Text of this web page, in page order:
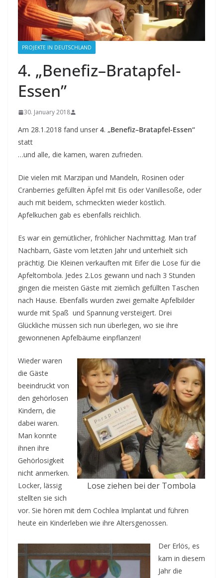
PROJEKTE IN DEUTSCHLAND
4. „Benefiz–Bratapfel-
Essen”
30. January 2018
Am 28.1.2018 fand unser 4. „Benefiz–Bratapfel-Essen“
statt
…und alle, die kamen, waren zufrieden.
Die vielen mit Marzipan und Mandeln, Rosinen oder
Cranberries gefüllten Äpfel mit Eis oder Vanillesoße, oder
auch mit beidem, schmeckten wieder köstlich.
Apfelkuchen gab es ebenfalls reichlich.
Es war ein gemütlicher, fröhlicher Nachmittag. Man traf
Nachbarn, Gäste vom letzten Jahr und unterhielt sich
prächtig. Die Kleinen verkauften mit Eifer die Lose für die
Apfeltombola. Jedes 2.Los gewann und nach 3 Stunden
gingen die meisten Gäste mit ziemlich gefüllten Taschen
nach Hause. Ebenfalls wurden zwei gemalte Apfelbilder
wurde mit Spaß und Spannung versteigert. Drei
Glückliche müssen sich nun überlegen, wo sie ihre
gewonnenen Apfelbäume einpflanzen!
Lose ziehen bei der Tombola
Wieder waren
die Gäste
beeindruckt von
den gehörlosen
Kindern, die
dabei waren.
Man konnte
ihnen ihre
Gehörlosigkeit
nicht anmerken.
Locker, lässig
stellten sie sich
vor. Sie hören mit dem Cochlea Implantat und führen
heute ein Kinderleben wie ihre Altersgenossen.
Der Erlös, es
kam in diesem
Jahr die